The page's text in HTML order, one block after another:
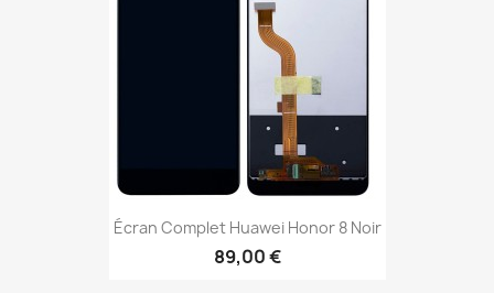
Écran Complet Huawei Honor 8 Noir
89,00 €